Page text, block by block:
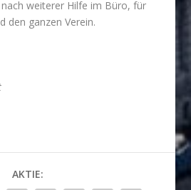
weiterer Hilfe im Büro, für
den ganzen Verein.
AKTIE: